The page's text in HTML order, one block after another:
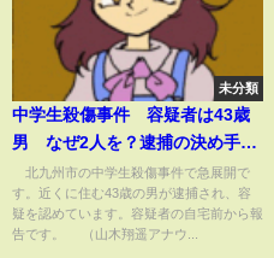
未分類
中学生殺傷事件 容疑者は43歳
男 なぜ2人を？逮捕の決め手は
【スーパーJチャンネル】(2024
年12月19日)
北九州市の中学生殺傷事件で急展開で
す。近くに住む43歳の男が逮捕され、容
疑を認めています。容疑者の自宅前から報
告です。 （山木翔遥アナウ...